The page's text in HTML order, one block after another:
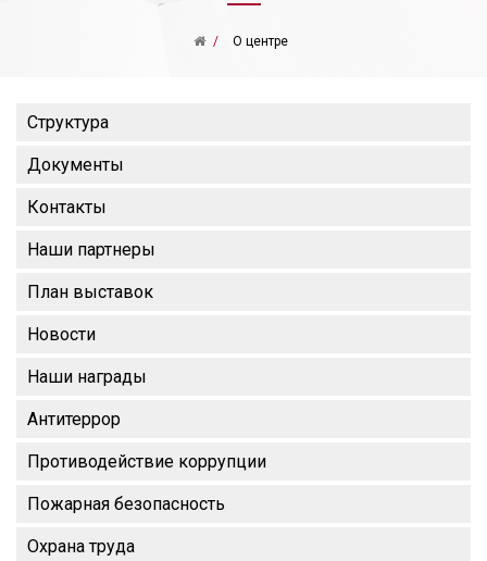
О центре
Структура
Документы
Контакты
Наши партнеры
План выставок
Новости
Наши награды
Антитеррор
Противодействие коррупции
Пожарная безопасность
Охрана труда